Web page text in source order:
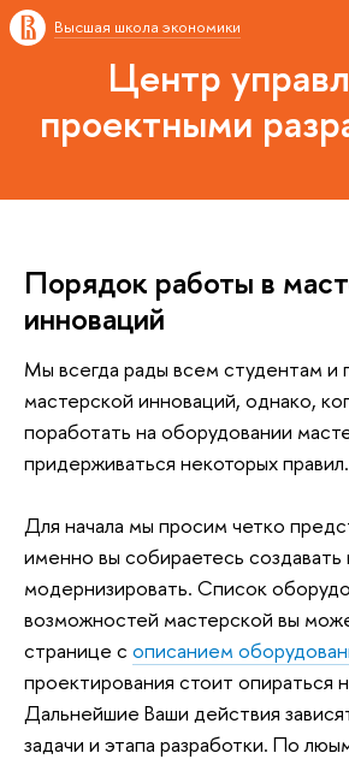
Высшая школа экономики
Центр
проектными
Порядок работы в
инноваций
Мы всегда рады всем студентам и
мастерской инноваций, однако,
поработать на оборудовании
придерживаться некоторых правил.
Для начала мы просим четко
именно вы собираетесь создавать
модернизировать. Список
возможностей мастерской вы
странице с описанием
проектирования стоит опираться
Дальнейшие Ваши действия
задачи и этапа разработки. По